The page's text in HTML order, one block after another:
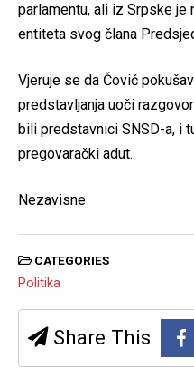
parlamentu, ali iz Srpske je
entiteta svog člana
Vjeruje se da Čović
predstavljanja uoči
bili predstavnici SNSD-a, i
pregovarački adut.
Nezavisne
CATEGORIES
Politika
Share This